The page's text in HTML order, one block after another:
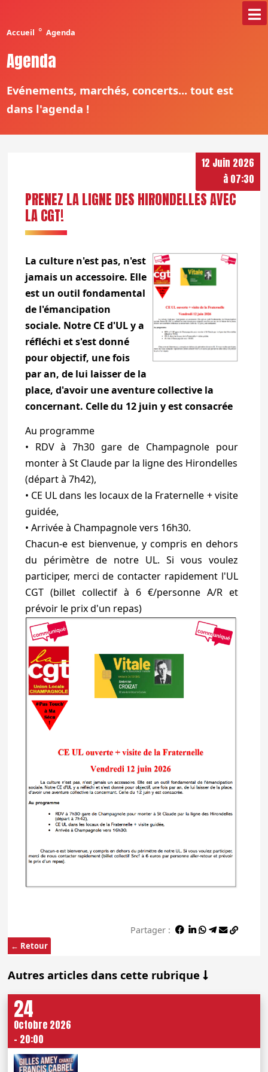
Accueil ° Agenda
Agenda
Evénements, marchés, concerts... tout est
dans l'agenda !
12 Juin 2026
à 07:30
← Retour
PRENEZ LA LIGNE DES HIRONDELLES AVEC
LA CGT!
La culture n'est pas, n'est
jamais un accessoire. Elle
est un outil fondamental
de l'émancipation
sociale. Notre CE d'UL y a
réfléchi et s'est donné
pour objectif, une fois
par an, de lui laisser de la
place, d'avoir une aventure collective la
concernant. Celle du 12 juin y est consacrée
Au programme
• RDV à 7h30 gare de Champagnole pour
monter à St Claude par la ligne des Hirondelles
(départ à 7h42),
• CE UL dans les locaux de la Fraternelle + visite
guidée,
• Arrivée à Champagnole vers 16h30.
Chacun-e est bienvenue, y compris en dehors
du périmètre de notre UL. Si vous voulez
participer, merci de contacter rapidement l'UL
CGT (billet collectif à 6 €/personne A/R et
prévoir le prix d'un repas)
Partager :
Autres articles dans cette rubrique
24
Octobre 2026
- 20:00